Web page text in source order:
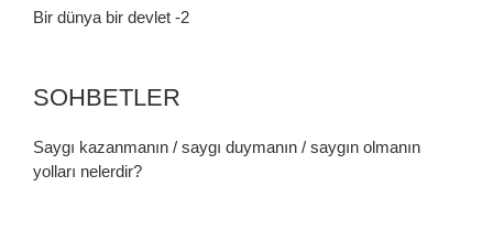
Bir dünya bir devlet -2
SOHBETLER
Saygı kazanmanın / saygı duymanın / saygın olmanın
yolları nelerdir?